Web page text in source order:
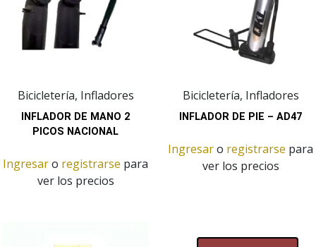
Bicicletería, Infladores
INFLADOR DE MANO 2
PICOS NACIONAL
Ingresaro registrarse para
ver los precios
Bicicletería, Infladores
INFLADOR DE PIE – AD47
Ingresaro registrarse para
ver los precios